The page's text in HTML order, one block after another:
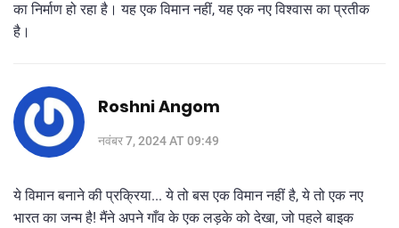
का निर्माण हो रहा है। यह एक विमान नहीं, यह एक नए विश्वास का प्रतीक
है।
Roshni Angom
नवंबर 7, 2024 AT 09:49
ये विमान बनाने की प्रक्रिया... ये तो बस एक विमान नहीं है, ये तो एक नए
भारत का जन्म है! मैंने अपने गाँव के एक लड़के को देखा, जो पहले बाइक